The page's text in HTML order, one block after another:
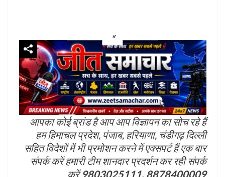
आपका कोई ब्रांड है आप आप विज्ञापन का सोच रहे हैं
हम हिमाचल प्रदेश, पंजाब, हरियाणा, चंडीगढ़ दिल्ली
सहित विदेशों में भी प्रमोशन करने में एक्सपर्ट हैं एक बार
संपर्क करें हमारी टीम शानदार प्रदर्शन कर रही संपर्क
करें9803025111, 8878400009